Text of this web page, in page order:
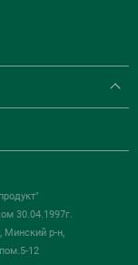
30.04.1997г.
Минский р-н,
12